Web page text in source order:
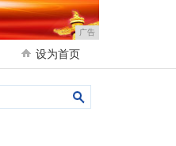
广告
设为首页